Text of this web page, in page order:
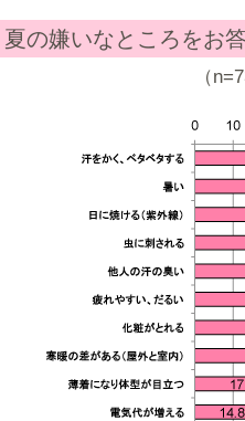
夏の嫌いなところをお
（